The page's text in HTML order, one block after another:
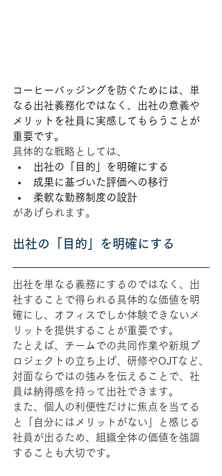
コーヒーバッジングを防ぐためには、単
なる出社義務化ではなく、出社の意義や
メリットを社員に実感してもらうことが
重要です。
具体的な戦略としては、
出社の「目的」を明確にする
成果に基づいた評価への移行
柔軟な勤務制度の設計
があげられます。
出社の「目的」を明確にする
出社を単なる義務にするのではなく、出
社することで得られる具体的な価値を明
確にし、オフィスでしか体験できないメ
リットを提供することが重要です。
たとえば、チームでの共同作業や新規プ
ロジェクトの立ち上げ、研修やOJTなど、
対面ならではの強みを伝えることで、社
員は納得感を持って出社できます。
また、個人の利便性だけに焦点を当てる
と「自分にはメリットがない」と感じる
社員が出るため、組織全体の価値を強調
することも大切です。